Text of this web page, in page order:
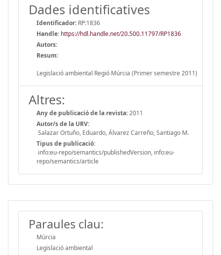
Dades identificatives
Identificador: RP:1836
Handle: https://hdl.handle.net/20.500.11797/RP1836
Autors:
Resum:
Legislació ambiental Regió Múrcia (Primer semestre 2011)
Altres:
Any de publicació de la revista:2011
Autor/s de la URV:
Salazar Ortuño, Eduardo, Álvarez Carreño, Santiago M.
Tipus de publicació:
info:eu-repo/semantics/publishedVersion, info:eu-
repo/semantics/article
Paraules clau:
Múrcia
Legislació ambiental